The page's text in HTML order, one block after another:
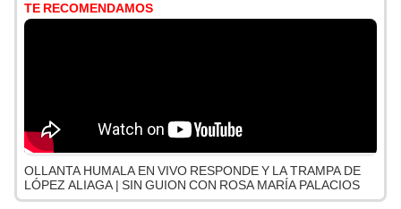
TE RECOMENDAMOS
OLLANTA HUMALA EN VIVO RESPONDE Y LA TRAMPA DE
LÓPEZ ALIAGA | SIN GUION CON ROSA MARÍA PALACIOS